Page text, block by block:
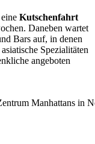
Kutschenfahrt
Daneben wartet
Bars auf, in denen
Spezialitäten
angeboten
Manhattans in